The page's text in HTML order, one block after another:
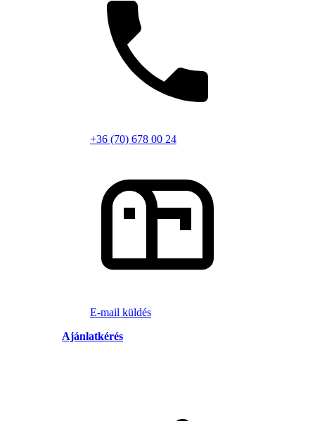
+36 (70) 678 00 24
E-mail küldés
Ajánlatkérés